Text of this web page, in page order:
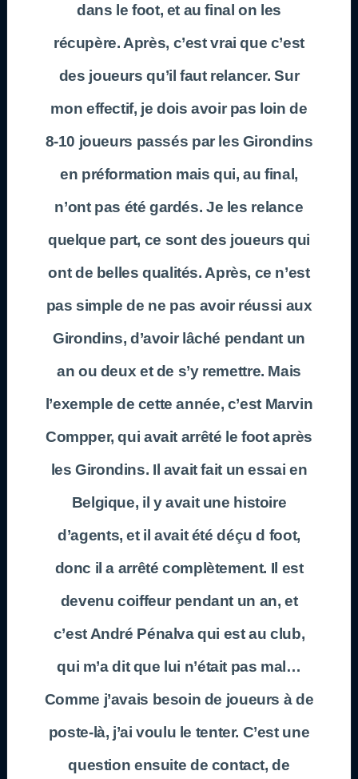
dans le foot, et au final on les
récupère. Après, c’est vrai que c’est
des joueurs qu’il faut relancer. Sur
mon effectif, je dois avoir pas loin de
8-10 joueurs passés par les Girondins
en préformation mais qui, au final,
n’ont pas été gardés. Je les relance
quelque part, ce sont des joueurs qui
ont de belles qualités. Après, ce n’est
pas simple de ne pas avoir réussi aux
Girondins, d’avoir lâché pendant un
an ou deux et de s’y remettre. Mais
l’exemple de cette année, c’est Marvin
Compper, qui avait arrêté le foot après
les Girondins. Il avait fait un essai en
Belgique, il y avait une histoire
d’agents, et il avait été déçu d foot,
donc il a arrêté complètement. Il est
devenu coiffeur pendant un an, et
c’est André Pénalva qui est au club,
qui m’a dit que lui n’était pas mal…
Comme j’avais besoin de joueurs à de
poste-là, j’ai voulu le tenter. C’est une
question ensuite de contact, de